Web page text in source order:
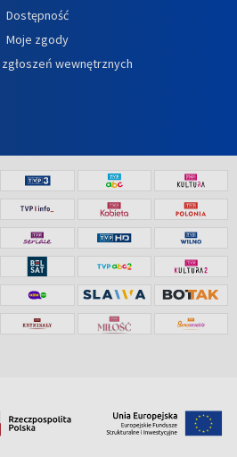
Dostępność
Moje zgody
wewnętrznych